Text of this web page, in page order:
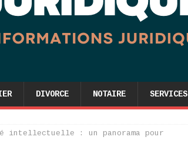
DIVORCE NOTAIRE SERVICES
intellectuelle : un panorama pour